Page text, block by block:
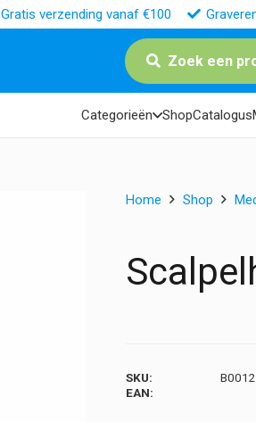
Gratis verzending vanaf €100
Zoek een
Categorieën ShopCatalogus
Home Shop
SKU:
EAN: